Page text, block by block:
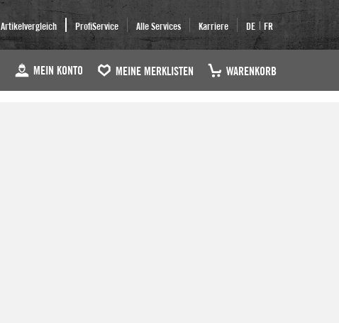
Artikelvergleich ProfiService Alle Services Karriere DE | FR
MEIN KONTO MEINE MERKLISTEN WARENKORB